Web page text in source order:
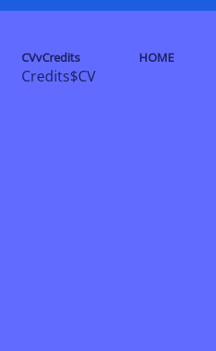
CVvCredits
Credits$CV
HOME